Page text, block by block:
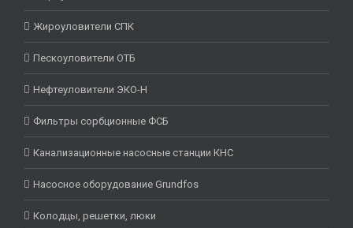
Жироуловители СПК
Пескоуловители ОТБ
Нефтеуловители ЭКО-Н
Фильтры сорбционные ФСБ
Канализационные насосные станции КНС
Насосное оборудование Grundfos
Колодцы, решетки, люки